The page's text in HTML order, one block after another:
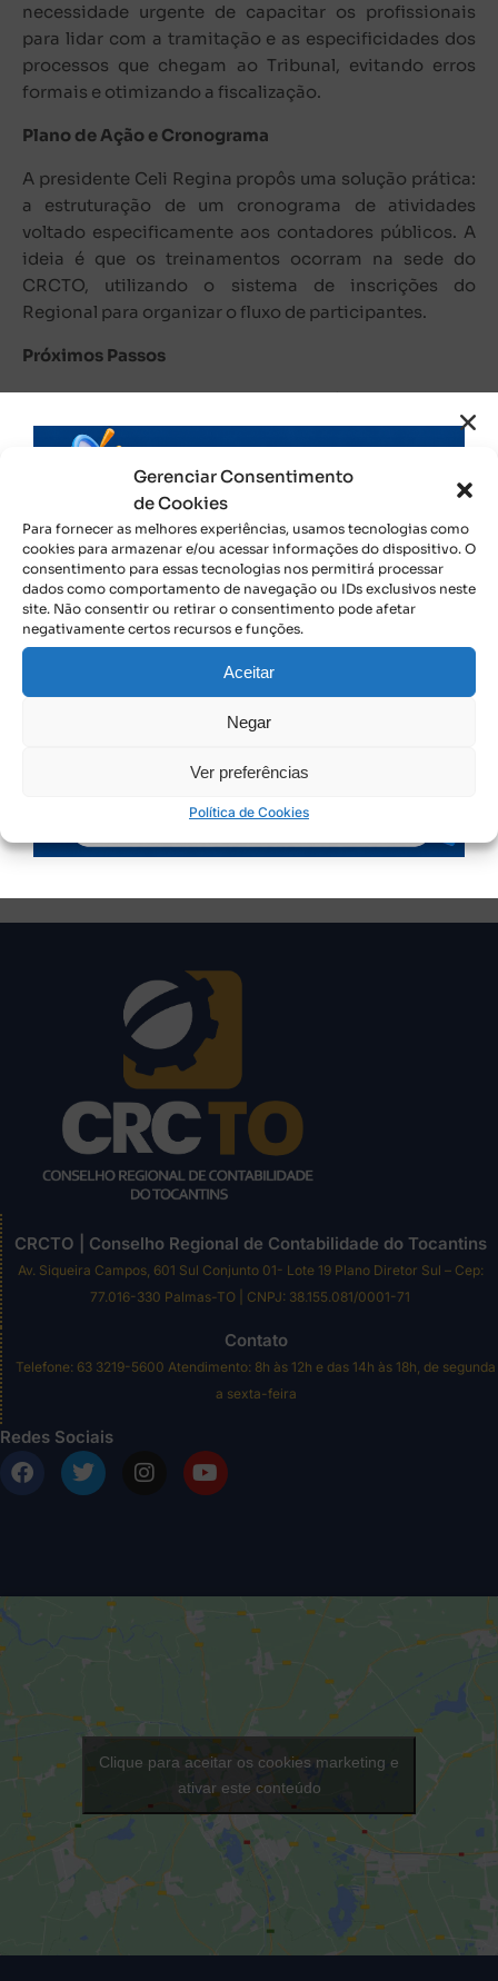
Gerenciar Consentimento
de Cookies
Para fornecer as melhores experiências, usamos tecnologias como
cookies para armazenar e/ou acessar informações do dispositivo. O
consentimento para essas tecnologias nos permitirá processar
dados como comportamento de navegação ou IDs exclusivos neste
site. Não consentir ou retirar o consentimento pode afetar
negativamente certos recursos e funções.
Aceitar
Negar
Ver preferências
Política de Cookies
necessidade urgente de capacitar os profissionais
para lidar com a tramitação e as especificidades dos
processos que chegam ao Tribunal, evitando erros
formais e otimizando a fiscalização.
Plano de Ação e Cronograma
A presidente Celi Regina propôs uma solução prática:
a estruturação de um cronograma de atividades
voltado especificamente aos contadores públicos. A
ideia é que os treinamentos ocorram na sede do
CRCTO, utilizando o sistema de inscrições do
Regional para organizar o fluxo de participantes.
Próximos Passos
Para garantir que os treinamentos sejam assertivos, a
parceria seguirá os seguintes encaminhamentos:
Pesquisa de Campo:O CRCTO realizará uma consulta
com os profissionais da contabilidade para identificar
os temas e dúvidas de maior interesse.
Nova Reunião: Um segundo encontro já está
agendado para após o dia 16 de março, visando fechar
o calendário de eventos e os detalhes logísticos da
parceria.
Com essa iniciativa, o CRCTO reafirma o
compromisso com a valorização da contabilidade
Por
CRCTO | Conselho Regional de Contabilidade do Tocantins
Av. Siqueira Campos, 601 Sul Conjunto 01- Lote 19 Plano Diretor Sul – Cep:
77.016-330 Palmas-TO | CNPJ: 38.155.081/0001-71
Contato
Telefone: 63 3219-5600 Atendimento: 8h às 12h e das 14h às 18h, de segunda
a sexta-feira
Redes Sociais
Clique para aceitar os cookies marketing e
ativar este conteúdo